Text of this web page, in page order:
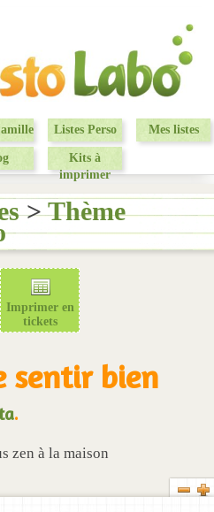
Listes Perso Mes listes
Kits à
imprimer
>Thème
Imprimer en
tickets
sentir bien
.
zen à la maison